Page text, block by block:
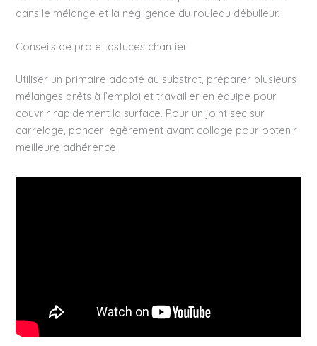
dans le mélange et la négligence du rouleau débulleur.
Conseils de pro et astuces chantier
Utiliser un primaire adapté au substrat, préparer plusieurs
mélanges prêts à l’emploi et travailler en équipe pour
couvrir rapidement la surface. Pour un joint sec sur
carrelage, poncer légèrement avant collage pour obtenir
meilleure adhérence.